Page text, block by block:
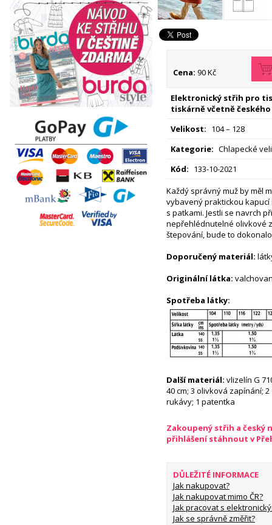
Cena: 90 Kč
Elektronický střih pro
tiskárně včetně českého
Velikost: 104 – 128
Kategorie: Chlapecké
Kód: 133-10-2021
Každý správný muž by měl
vybavený praktickou
s patkami. Jestli se navrch
nepřehlédnutelné olivkové
štepování, bude to
Doporučený materiál:
Originální látka:
Spotřeba látky:
Další materiál: vlizelín G
40 cm; 3 olivková zapínání;
rukávy; 1 patentka
Zakoupený střih a český
přihlášení stáhnout v
DŮLEŽITÉ INFORMACE
Jak nakupovat?
Jak nakupovat mimo ČR?
Jak pracovat s
Jak se správně změřit?